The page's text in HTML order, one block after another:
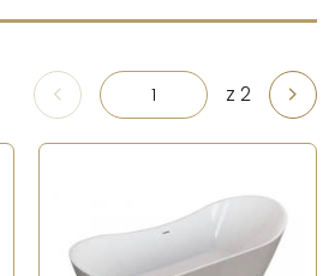
z 2